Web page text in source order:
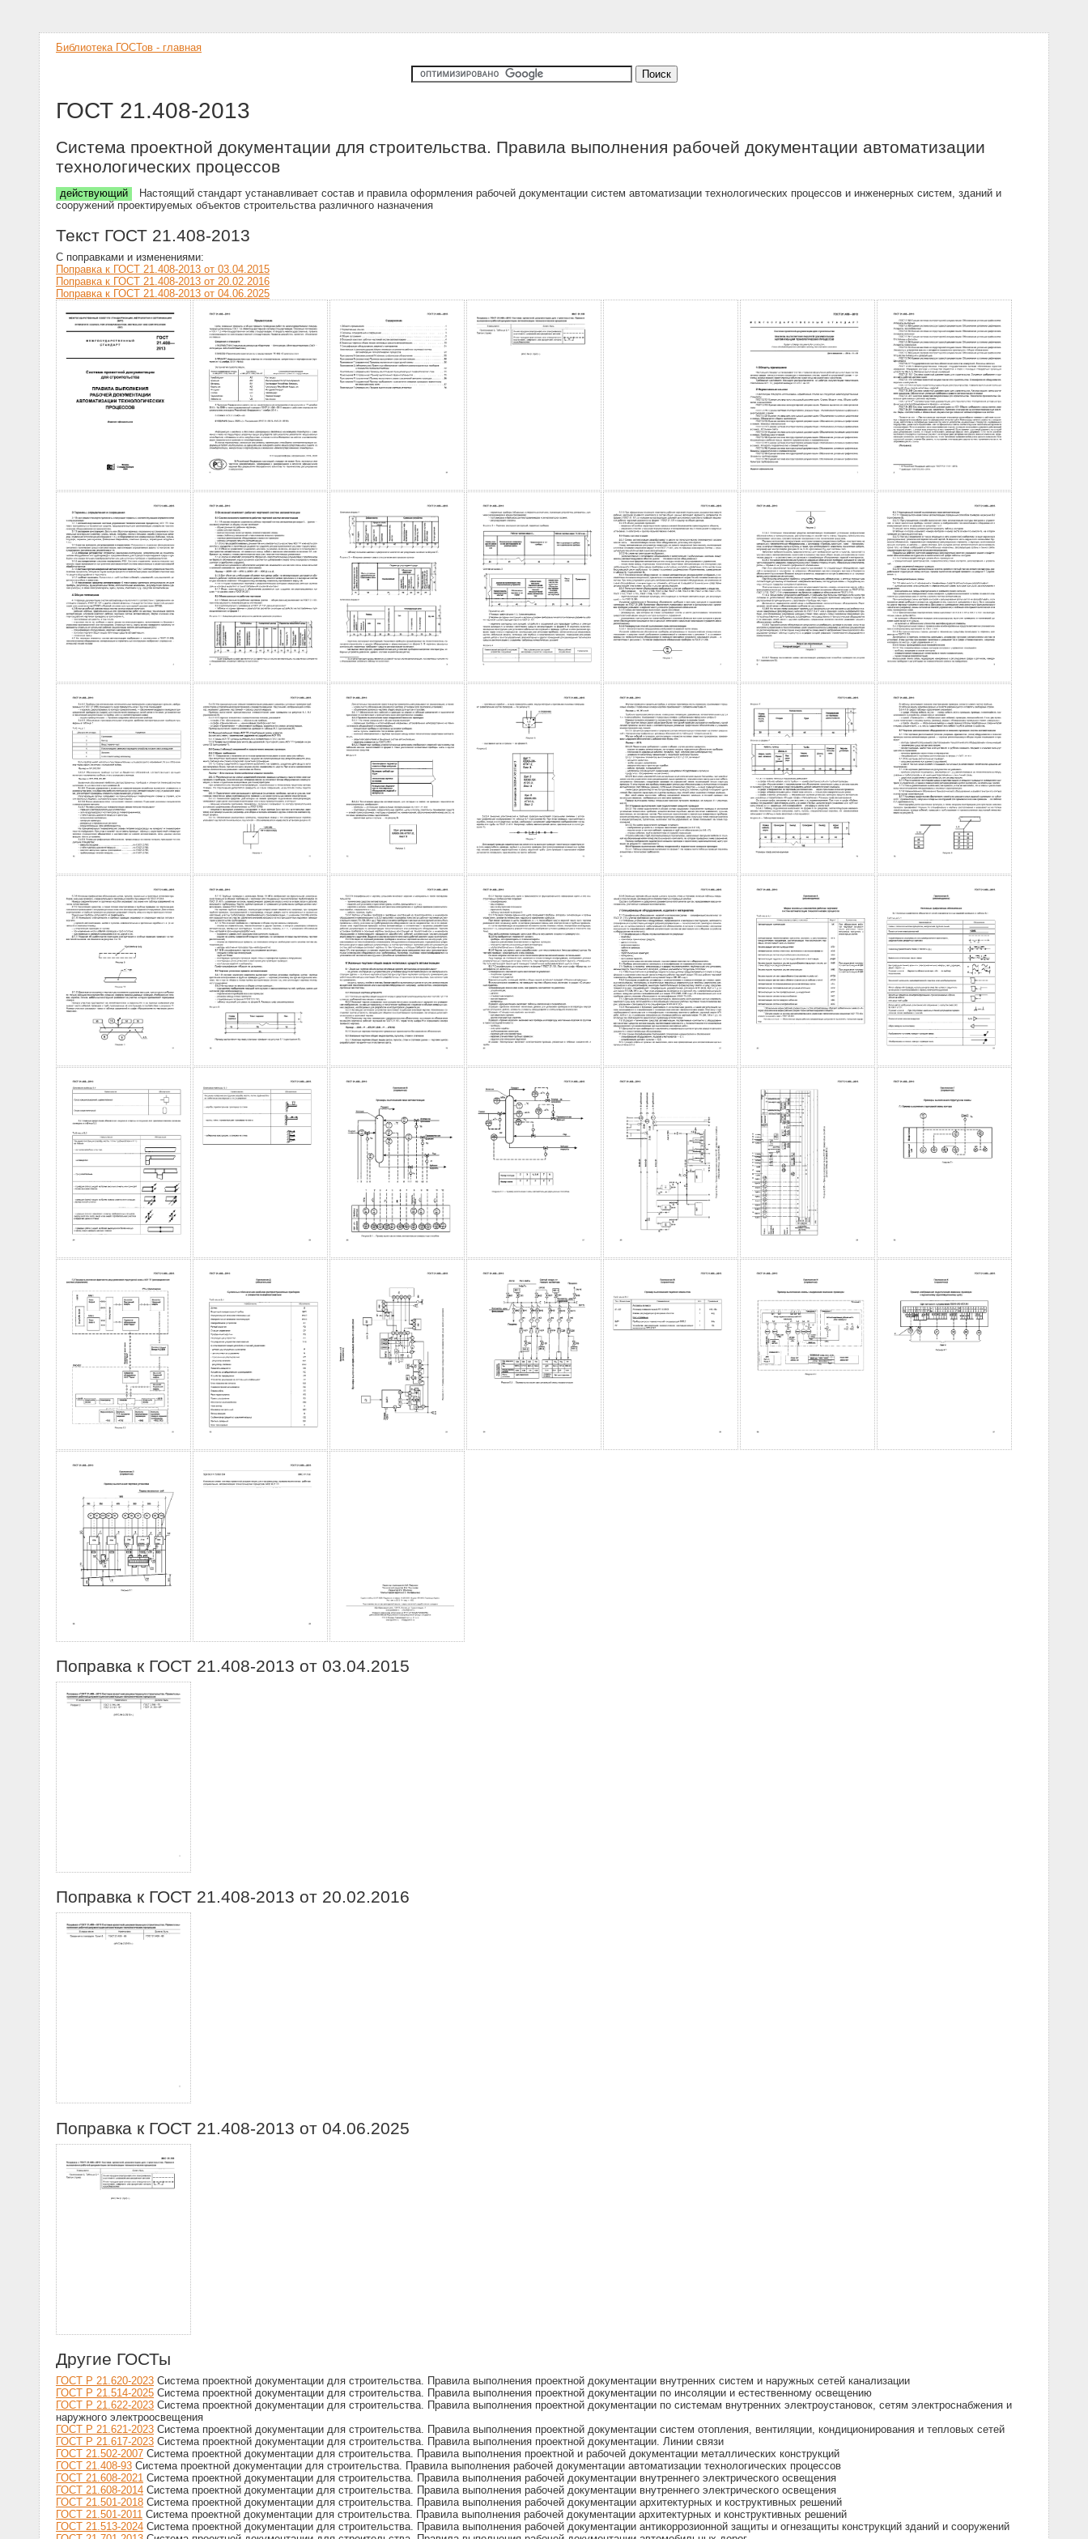
Библиотека ГОСТов - главная
ГОСТ 21.408-2013
Система проектной документации для строительства. Правила выполнения рабочей документации автоматизации
технологических процессов
действующий
Настоящий стандарт устанавливает состав и правила оформления рабочей документации систем автоматизации технологических процессов и инженерных систем, зданий и
сооружений проектируемых объектов строительства различного назначения
Текст ГОСТ 21.408-2013
С поправками и изменениями:
Поправка к ГОСТ 21.408-2013 от 03.04.2015
Поправка к ГОСТ 21.408-2013 от 20.02.2016
Поправка к ГОСТ 21.408-2013 от 04.06.2025
Поправка к ГОСТ 21.408-2013 от 03.04.2015
Поправка к ГОСТ 21.408-2013 от 20.02.2016
Поправка к ГОСТ 21.408-2013 от 04.06.2025
Другие ГОСТы
ГОСТ Р 21.620-2023 Система проектной документации для строительства. Правила выполнения проектной документации внутренних систем и наружных сетей канализации
ГОСТ Р 21.514-2025 Система проектной документации для строительства. Правила выполнения проектной документации по инсоляции и естественному освещению
ГОСТ Р 21.622-2023 Система проектной документации для строительства. Правила выполнения проектной документации по системам внутренних электроустановок, сетям электроснабжения и
наружного электроосвещения
ГОСТ Р 21.621-2023 Система проектной документации для строительства. Правила выполнения проектной документации систем отопления, вентиляции, кондиционирования и тепловых сетей
ГОСТ Р 21.617-2023 Система проектной документации для строительства. Правила выполнения проектной документации. Линии связи
ГОСТ 21.502-2007 Система проектной документации для строительства. Правила выполнения проектной и рабочей документации металлических конструкций
ГОСТ 21.408-93 Система проектной документации для строительства. Правила выполнения рабочей документации автоматизации технологических процессов
ГОСТ 21.608-2021 Система проектной документации для строительства. Правила выполнения рабочей документации внутреннего электрического освещения
ГОСТ 21.608-2014 Система проектной документации для строительства. Правила выполнения рабочей документации внутреннего электрического освещения
ГОСТ 21.501-2018 Система проектной документации для строительства. Правила выполнения рабочей документации архитектурных и коструктивных решений
ГОСТ 21.501-2011 Система проектной документации для строительства. Правила выполнения рабочей документации архитектурных и конструктивных решений
ГОСТ 21.513-2024 Система проектной документации для строительства. Правила выполнения рабочей документации антикоррозионной защиты и огнезащиты конструкций зданий и сооружений